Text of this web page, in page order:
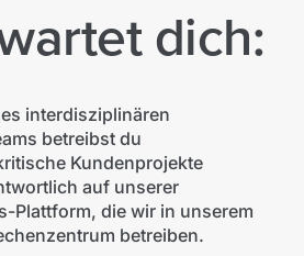
dich:
interdisziplinären
betreibst du
Kundenprojekte
auf unserer
Plattform, die wir in unserem
betreiben.